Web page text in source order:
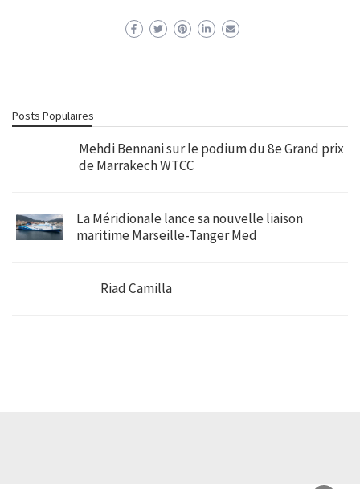
Posts Populaires
Mehdi Bennani sur le podium du 8e Grand prix
de Marrakech WTCC
La Méridionale lance sa nouvelle liaison
maritime Marseille-Tanger Med
Riad Camilla